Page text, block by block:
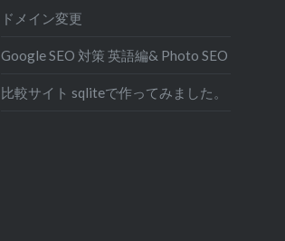
ドメイン変更
Google SEO 対策 英語編& Photo SEO
比較サイト sqliteで作ってみました。